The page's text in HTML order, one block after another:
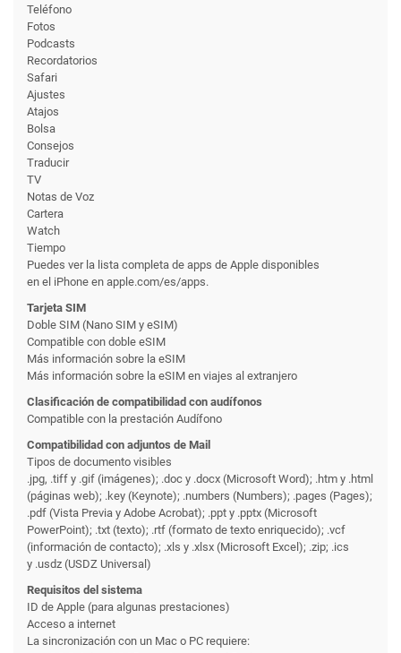
Teléfono
Fotos
Podcasts
Recordatorios
Safari
Ajustes
Atajos
Bolsa
Consejos
Traducir
TV
Notas de Voz
Cartera
Watch
Tiempo
Puedes ver la lista completa de apps de Apple disponibles
en el iPhone en apple.com/es/apps.
Tarjeta SIM
Doble SIM (Nano SIM y eSIM)
Compatible con doble eSIM
Más información sobre la eSIM
Más información sobre la eSIM en viajes al extranjero
Clasificación de compati­bilidad con audífonos
Compatible con la prestación Audífono
Compati­bilidad con adjuntos de Mail
Tipos de documento visibles
.jpg, .tiff y .gif (imágenes); .doc y .docx (Microsoft Word); .htm y .html
(páginas web); .key (Keynote); .numbers (Numbers); .pages (Pages);
.pdf (Vista Previa y Adobe Acrobat); .ppt y .pptx (Microsoft
PowerPoint); .txt (texto); .rtf (formato de texto enriquecido); .vcf
(información de contacto); .xls y .xlsx (Microsoft Excel); .zip; .ics
y .usdz (USDZ Universal)
Requisitos del sistema
ID de Apple (para algunas prestaciones)
Acceso a internet
La sincronización con un Mac o PC requiere: